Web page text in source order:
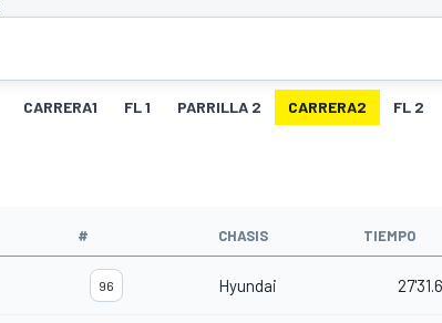
CARRERA1 FL 1 PARRILLA 2 CARRERA2 FL 2
# CHASIS TIEMPO
96 Hyundai